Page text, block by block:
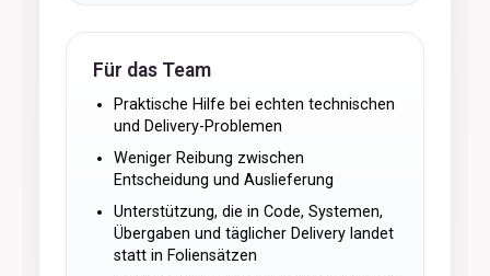
Für das Team
Praktische Hilfe bei echten technischen
und Delivery-Problemen
Weniger Reibung zwischen
Entscheidung und Auslieferung
Unterstützung, die in Code, Systemen,
Übergaben und täglicher Delivery landet
statt in Foliensätzen